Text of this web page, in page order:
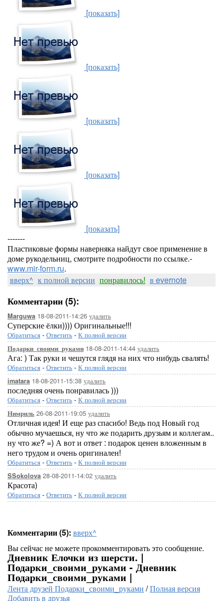
[показать]
[показать]
[показать]
[показать]
[показать]
-------
Пластиковые формы наверняка найдут свое применение в
доме рукодельниц, смотрите подробности по ссылке.-
www.mir-form.ru.
вверх^ к полной версии понравилось! в evernote
Комментарии (5):
Marguwa 18-08-2011-14:26 удалить
Суперские ёлки)))) Оригинальные!!!
Обратиться - Ответить - К полной версии
Подарки_своими_руками 18-08-2011-14:44 удалить
Ага: ) Так руки и чешутся глядя на них что нибудь свалять!
Обратиться - Ответить - К полной версии
imatara 18-08-2011-15:38 удалить
последняя очень понравилась )))
Обратиться - Ответить - К полной версии
Нимриль 26-08-2011-19:05 удалить
Отличная идея! И еще раз спасибо! Ведь под Новый год
обычно мучаешься, ну что же подарить друзьям и коллегам..
ну что же? =) А вот и ответ : подарок ценен вложенным в
него трудом и очень оригинален!
Обратиться - Ответить - К полной версии
SSokolova 28-08-2011-14:02 удалить
Красота)
Обратиться - Ответить - К полной версии
Комментарии (5): вверх^
Вы сейчас не можете прокомментировать это сообщение.
Дневник Елочки из шерсти. |
Подарки_своими_руками - Дневник
Подарки_своими_руками |
Лента друзей Подарки_своими_руками /Полная версия
Добавить в друзья